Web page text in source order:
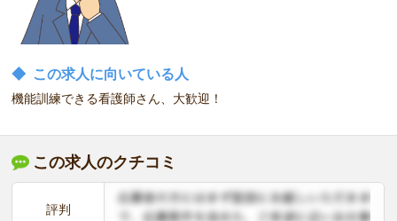
◆ この求人に向いている人
機能訓練できる看護師さん、大歓迎！
この求人のクチコミ
評判